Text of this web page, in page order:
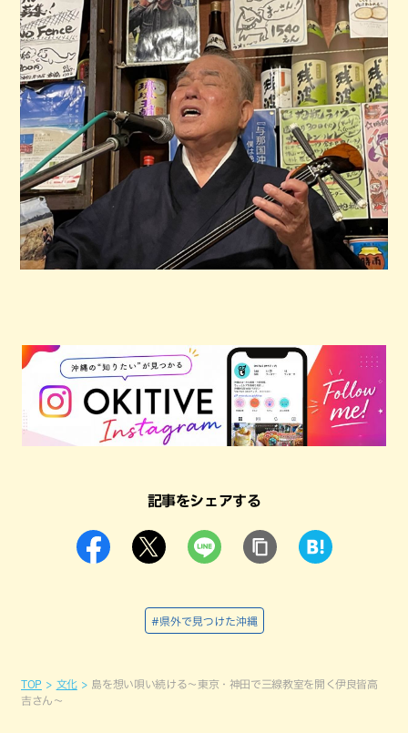
記事をシェアする
#県外で見つけた沖縄
TOP 文化
島を想い唄い続ける～東京・神田で三線教室を開く伊良皆高
吉さん～